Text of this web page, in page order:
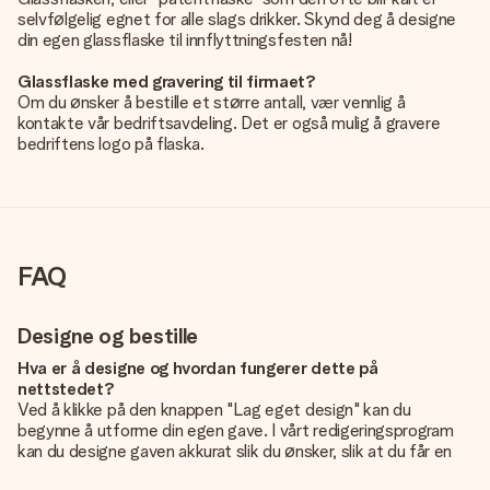
selvfølgelig egnet for alle slags drikker. Skynd deg å designe
din egen glassflaske til innflyttningsfesten nå!
Glassflaske med gravering til firmaet?
Om du ønsker å bestille et større antall, vær vennlig å
kontakte vår bedriftsavdeling. Det er også mulig å gravere
bedriftens logo på flaska.
FAQ
Designe og bestille
Hva er å designe og hvordan fungerer dette på
nettstedet?
Ved å klikke på den knappen "Lag eget design" kan du
begynne å utforme din egen gave. I vårt redigeringsprogram
kan du designe gaven akkurat slik du ønsker, slik at du får en